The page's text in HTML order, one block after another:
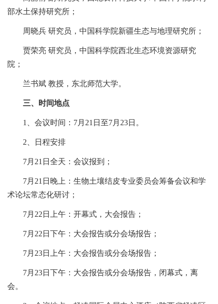
部水土保持研究所；
周晓兵 研究员，中国科学院新疆生态与地理研究所；
贾荣亮 研究员，中国科学院西北生态环境资源研究
院；
兰书斌 教授，东北师范大学。
三、时间地点
1、会议时间：7月21日至7月23日。
2、日程安排
7月21日全天：会议报到；
7月21日晚上：生物土壤结皮专业委员会筹备会议和学
术论坛常态化研讨；
7月22日上午：开幕式，大会报告；
7月22日下午：大会报告或分会场报告；
7月23日上午：大会报告或分会场报告；
7月23日下午：大会报告或分会场报告，闭幕式，离
会。